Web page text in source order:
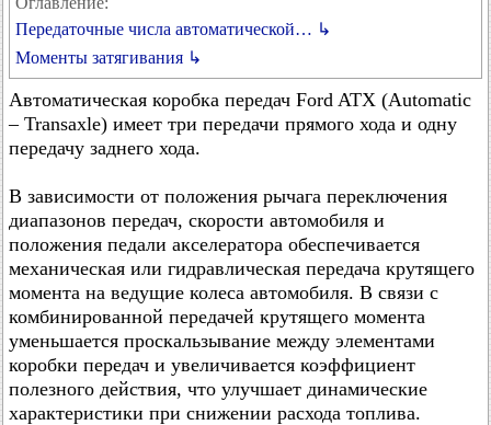
Передаточные числа автоматической… ↳
Моменты затягивания ↳
Автоматическая коробка передач Ford ATX (Automatic
– Transaxle) имеет три передачи прямого хода и одну
передачу заднего хода.
В зависимости от положения рычага переключения
диапазонов передач, скорости автомобиля и
положения педали акселератора обеспечивается
механическая или гидравлическая передача крутящего
момента на ведущие колеса автомобиля. В связи с
комбинированной передачей крутящего момента
уменьшается проскальзывание между элементами
коробки передач и увеличивается коэффициент
полезного действия, что улучшает динамические
характеристики при снижении расхода топлива.